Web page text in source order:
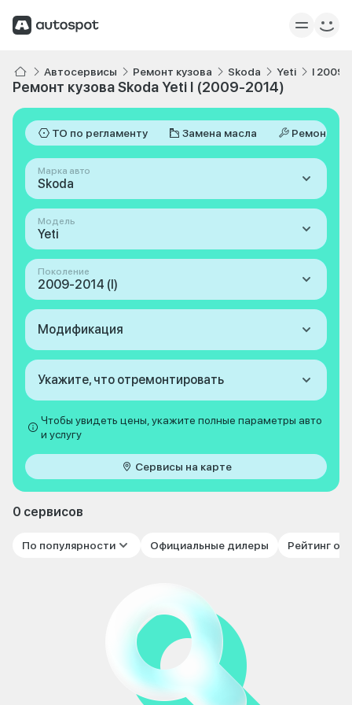
Автосервисы Ремонт кузова Skoda Yeti I 2009-
Ремонт кузова Skoda Yeti I (2009-2014)
ТО по регламенту Замена масла Ремонт
Марка авто
Skoda
Модель
Yeti
Поколение
2009-2014 (I)
Модификация
Укажите, что отремонтировать
Чтобы увидеть цены, укажите полные параметры авто
и услугу
Сервисы на карте
0 сервисов
По популярности Официальные дилеры Рейтинг